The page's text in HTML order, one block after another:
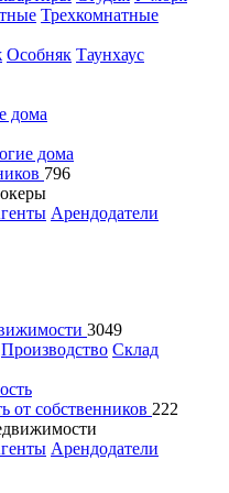
Трехкомнатные
Особняк Таунхаус
дома
дома
796
Арендодатели
3049
Производство Склад
от собственников 222
Арендодатели